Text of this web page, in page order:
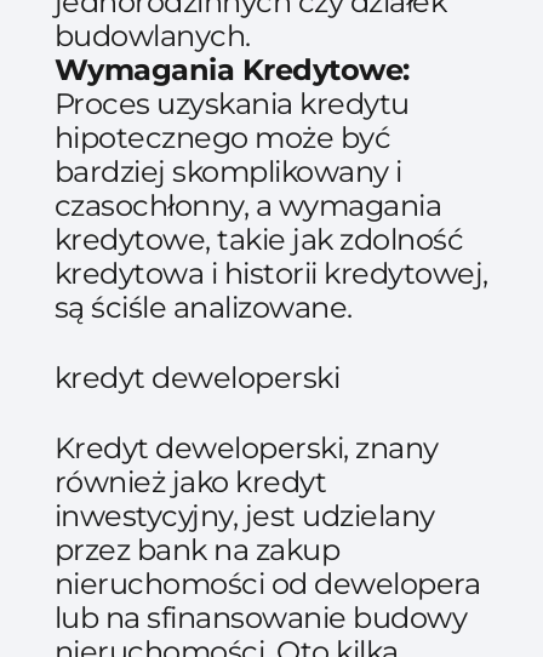
budowlanych.
Wymagania Kredytowe:
Proces uzyskania kredytu
hipotecznego może być
bardziej skomplikowany i
czasochłonny, a wymagania
kredytowe, takie jak zdolność
kredytowa i historii kredytowej,
są ściśle analizowane.
kredyt deweloperski
Kredyt deweloperski, znany
również jako kredyt
inwestycyjny, jest udzielany
przez bank na zakup
nieruchomości od dewelopera
lub na sfinansowanie budowy